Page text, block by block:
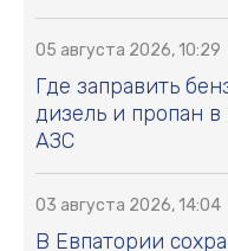
05 августа 2026, 10:29
Где заправить
дизель и пропан в
АЗС
03 августа 2026, 14:04
В Евпатории